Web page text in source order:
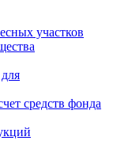
участков
средств фонда